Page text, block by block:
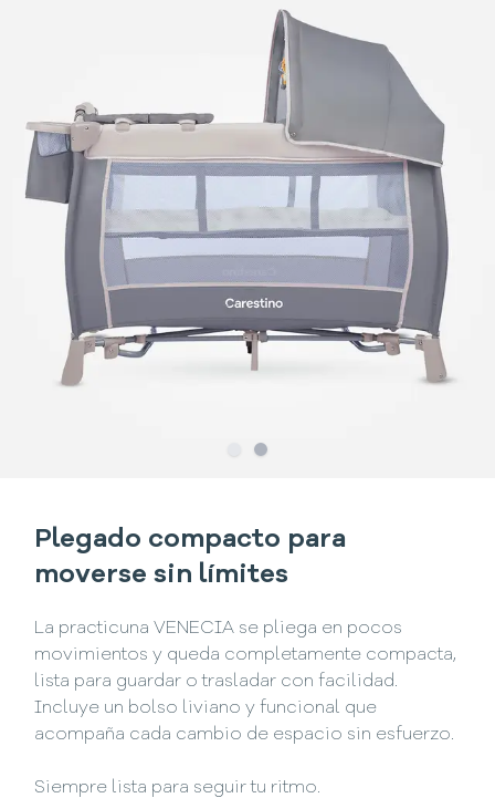
SlideSlide
Plegado compacto para
moverse sin límites
La practicuna VENECIA se pliega en pocos
movimientos y queda completamente compacta,
lista para guardar o trasladar con facilidad.
Incluye un bolso liviano y funcional que
acompaña cada cambio de espacio sin esfuerzo.
Siempre lista para seguir tu ritmo.